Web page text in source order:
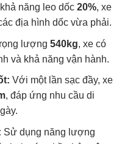
năng leo dốc 20%, xe
địa hình dốc vừa phải.
lượng 540kg, xe có
và khả năng vận hành.
Với một lần sạc đầy, xe
, đáp ứng nhu cầu di
Sử dụng năng lượng